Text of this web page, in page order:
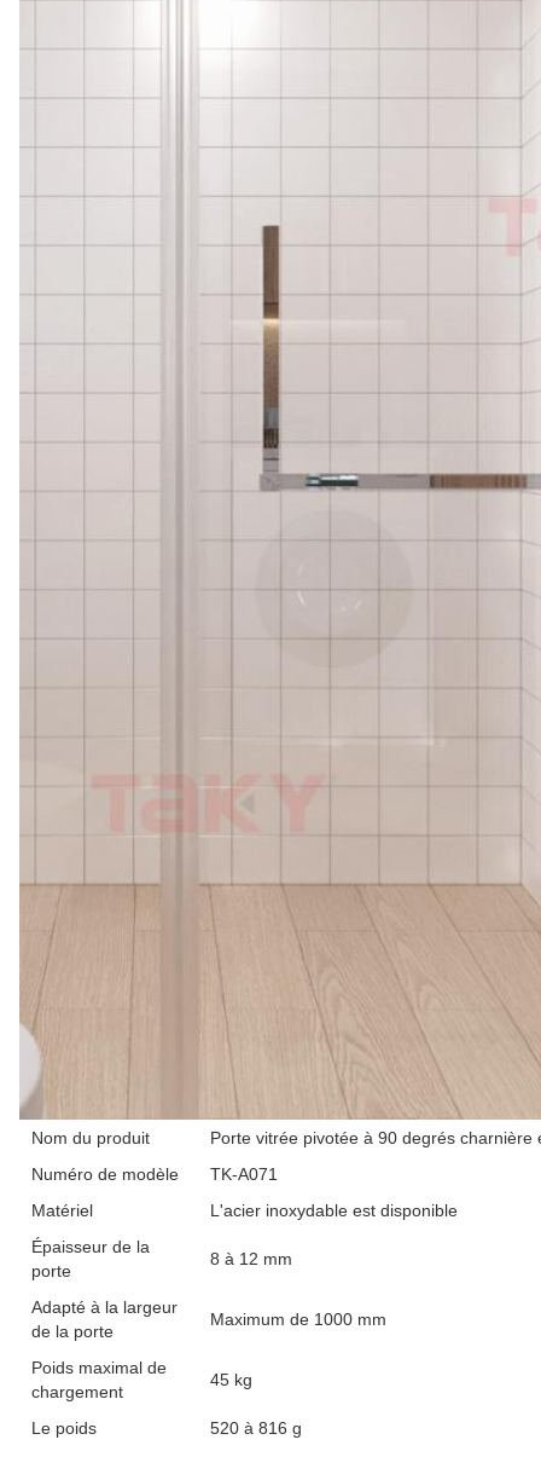
Nom du produit
Porte vitrée pivotée à 90 degrés
Numéro de modèle
TK-A071
Matériel
L'acier inoxydable est disponible
Épaisseur de la
porte
8 à 12 mm
Adapté à la largeur
de la porte
Maximum de 1000 mm
Poids maximal de
chargement
45 kg
Le poids
520 à 816 g